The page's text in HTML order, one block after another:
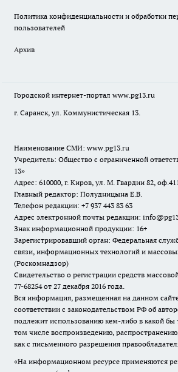
Политика конфиденциальности и обработки
пользователей
Архив
Городской интернет-портал www.pg13.ru
г. Саранск, ул. Коммунистическая 13.
Наименование СМИ: www.pg13.ru
Учредитель: Общество с ограниченной
13»
Адрес: 610000, г. Киров, ул. М. Гвардии 82,
Главный редактор: Полудницына Е.В.
Телефон редакции: +7 937 443 83 63
Адрес электронной почты редакции:
Знак информационной продукции: 16+
Зарегистрировавший орган: Федеральная
связи, информационных технологий и
(Роскомнадзор)
Свидетельство о регистрации средств
77-68254 от 27 декабря 2016 года.
Вся информация, размещенная на данном
соответствии с законодательством РФ об
подлежит использованию кем-либо в какой
том числе воспроизведению,
как с письменного разрешения
«На информационном ресурсе применяются